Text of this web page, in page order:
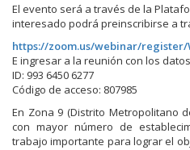
El evento será a través de la
interesado podrá preinscribirse a
https://zoom.us/webinar/register/
E ingresar a la reunión con los
ID: 993 6450 6277
Código de acceso: 807985
En Zona 9 (Distrito Metropolitano
con mayor número de
trabajo importante para lograr el